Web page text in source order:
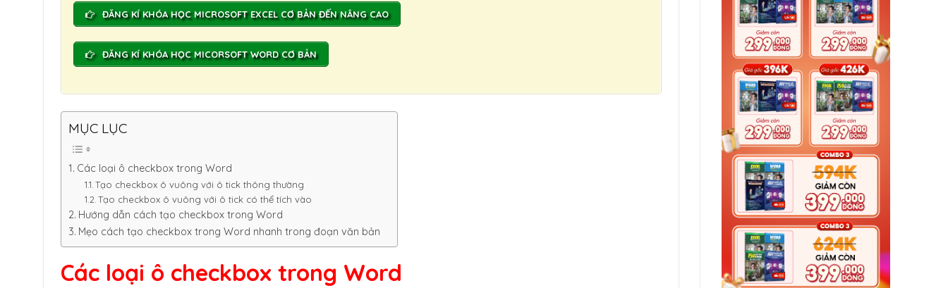
ĐĂNG KÍ KHÓA HỌC MICROSOFT EXCEL CƠ BẢN ĐẾN NÂNG CAO
ĐĂNG KÍ KHÓA HỌC MICORSOFT WORD CƠ BẢN
MỤC LỤC
Các loại ô checkbox trong Word
Tạo checkbox ô vuông với ô tick thông thường
Tạo checkbox ô vuông với ô tick có thể tích vào
Hướng dẫn cách tạo checkbox trong Word
Mẹo cách tạo checkbox trong Word nhanh trong đoạn văn bản
Các loại ô checkbox trong Word